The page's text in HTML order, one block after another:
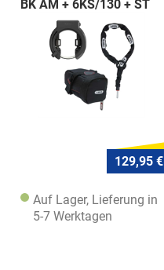
BK AM + 6KS/130 + ST
129,95 €
Auf Lager, Lieferung in
5-7 Werktagen